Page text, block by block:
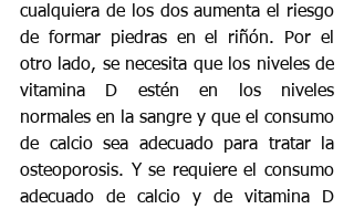
cualquiera de los dos aumenta el riesgo
de formar piedras en el riñón. Por el
otro lado, se necesita que los niveles de
vitamina D estén en los niveles
normales en la sangre y que el consumo
de calcio sea adecuado para tratar la
osteoporosis. Y se requiere el consumo
adecuado de calcio y de vitamina D